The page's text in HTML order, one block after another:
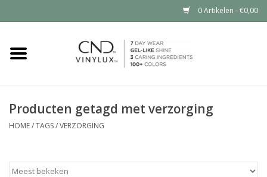
0 Artikelen - €0,00
Home
Nailart voor jou
Producten getagd met verzorging
HOME/TAGS/VERZORGING